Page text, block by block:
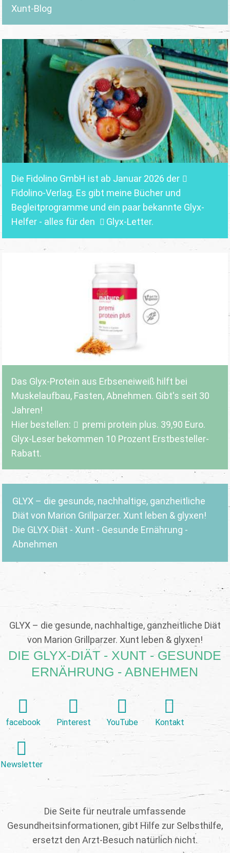
Xunt-Blog
Die Fidolino GmbH ist ab Januar 2026 der
Fidolino-Verlag. Es gibt meine Bücher und
Begleitprogramme und ein paar bekannte Glyx-
Helfer - alles für den
Glyx-Letter.
Das Glyx-Protein aus Erbseneiweiß hilft bei
Muskelaufbau, Fasten, Abnehmen. Gibt's seit 30
Jahren!
Hier bestellen:
premi protein plus. 39,90 Euro.
Glyx-Leser bekommen 10 Prozent Erstbesteller-
Rabatt.
GLYX – die gesunde, nachhaltige, ganzheitliche
Diät von Marion Grillparzer. Xunt leben & glyxen!
Die GLYX-Diät - Xunt - Gesunde Ernährung -
Abnehmen
GLYX – die gesunde, nachhaltige, ganzheitliche Diät
von Marion Grillparzer. Xunt leben & glyxen!
DIE GLYX-DIÄT - XUNT - GESUNDE
ERNÄHRUNG - ABNEHMEN
facebook Pinterest YouTube Kontakt
Newsletter
Die Seite für neutrale umfassende
Gesundheitsinformationen, gibt Hilfe zur Selbsthilfe,
ersetzt den Arzt-Besuch natürlich nicht.